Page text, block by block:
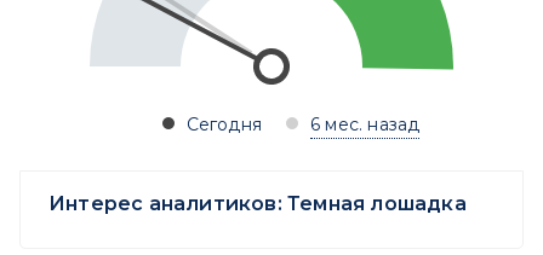
Сегодня 6 мес. назад
Интерес аналитиков: Темная лошадка